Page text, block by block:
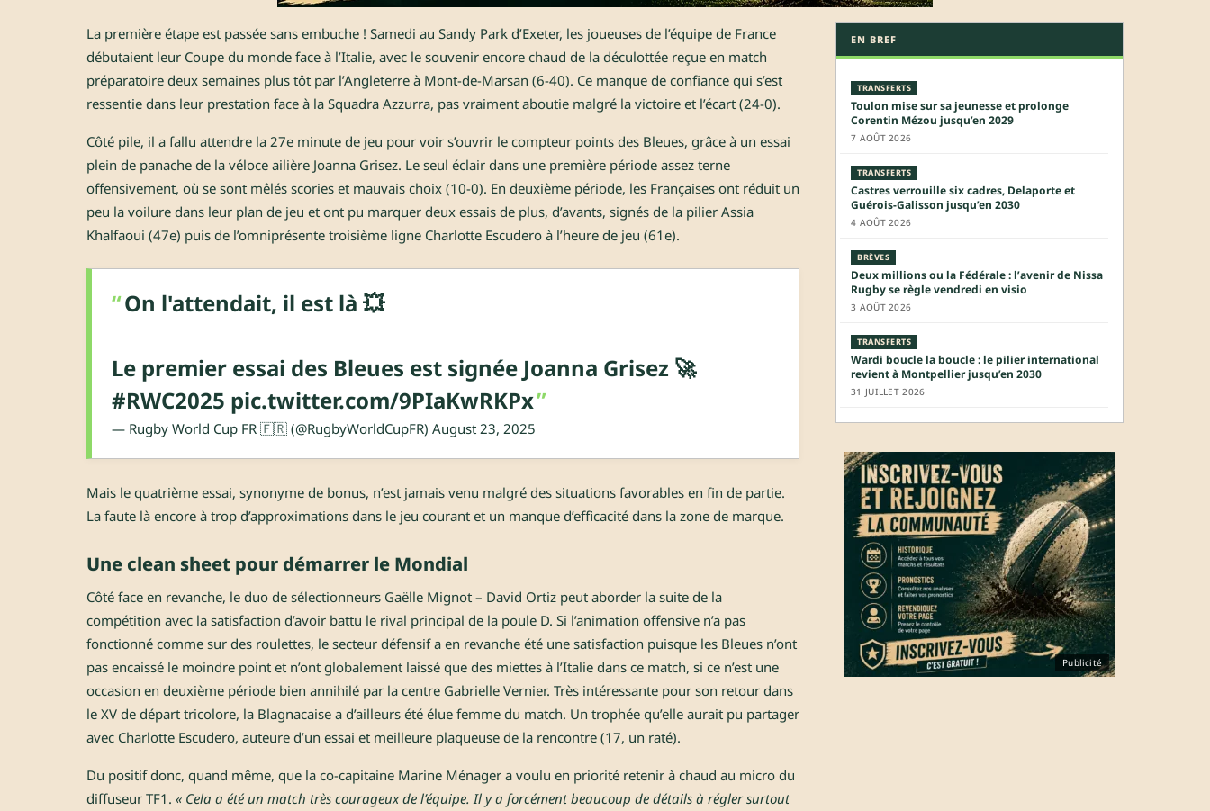
La première étape est passée sans embuche ! Samedi au Sandy Park d’Exeter, les joueuses de l’équipe de France
débutaient leur Coupe du monde face à l’Italie, avec le souvenir encore chaud de la déculottée reçue en match
préparatoire deux semaines plus tôt par l’Angleterre à Mont-de-Marsan (6-40). Ce manque de confiance qui s’est
ressentie dans leur prestation face à la Squadra Azzurra, pas vraiment aboutie malgré la victoire et l’écart (24-0).
Côté pile, il a fallu attendre la 27e minute de jeu pour voir s’ouvrir le compteur points des Bleues, grâce à un essai
plein de panache de la véloce ailière Joanna Grisez. Le seul éclair dans une première période assez terne
offensivement, où se sont mêlés scories et mauvais choix (10-0). En deuxième période, les Françaises ont réduit un
peu la voilure dans leur plan de jeu et ont pu marquer deux essais de plus, d’avants, signés de la pilier Assia
Khalfaoui (47e) puis de l’omniprésente troisième ligne Charlotte Escudero à l’heure de jeu (61e).
On l'attendait, il est là 💥
Le premier essai des Bleues est signée Joanna Grisez 🚀
#RWC2025 pic.twitter.com/9PIaKwRKPx
— Rugby World Cup FR 🇫🇷 (@RugbyWorldCupFR) August 23, 2025
Mais le quatrième essai, synonyme de bonus, n’est jamais venu malgré des situations favorables en fin de partie.
La faute là encore à trop d’approximations dans le jeu courant et un manque d’efficacité dans la zone de marque.
Une clean sheet pour démarrer le Mondial
Côté face en revanche, le duo de sélectionneurs Gaëlle Mignot – David Ortiz peut aborder la suite de la
compétition avec la satisfaction d’avoir battu le rival principal de la poule D. Si l’animation offensive n’a pas
fonctionné comme sur des roulettes, le secteur défensif a en revanche été une satisfaction puisque les Bleues n’ont
pas encaissé le moindre point et n’ont globalement laissé que des miettes à l’Italie dans ce match, si ce n’est une
occasion en deuxième période bien annihilé par la centre Gabrielle Vernier. Très intéressante pour son retour dans
le XV de départ tricolore, la Blagnacaise a d’ailleurs été élue femme du match. Un trophée qu’elle aurait pu partager
avec Charlotte Escudero, auteure d’un essai et meilleure plaqueuse de la rencontre (17, un raté).
Du positif donc, quand même, que la co-capitaine Marine Ménager a voulu en priorité retenir à chaud au micro du
diffuseur TF1. « Cela a été un match très courageux de l’équipe. Il y a forcément beaucoup de détails à régler surtout
EN BREF
TRANSFERTS
Toulon mise sur sa jeunesse et prolonge
Corentin Mézou jusqu’en 2029
7 AOÛT 2026
TRANSFERTS
Castres verrouille six cadres, Delaporte et
Guérois-Galisson jusqu’en 2030
4 AOÛT 2026
BRÈVES
Deux millions ou la Fédérale : l’avenir de Nissa
Rugby se règle vendredi en visio
3 AOÛT 2026
TRANSFERTS
Wardi boucle la boucle : le pilier international
revient à Montpellier jusqu’en 2030
31 JUILLET 2026
Publicité